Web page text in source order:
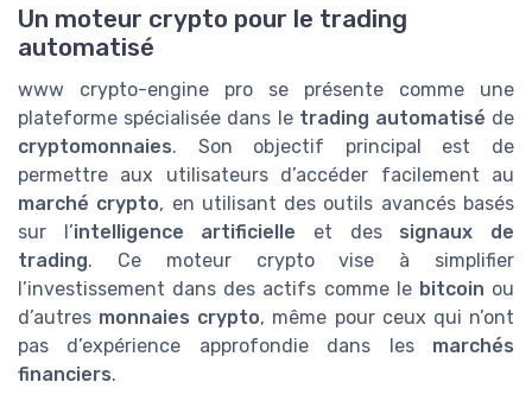
Un moteur crypto pour le trading
automatisé
www crypto-engine pro se présente comme une
plateforme spécialisée dans le trading automatisé de
cryptomonnaies. Son objectif principal est de
permettre aux utilisateurs d’accéder facilement au
marché crypto, en utilisant des outils avancés basés
sur l’intelligence artificielle et des signaux de
trading. Ce moteur crypto vise à simplifier
l’investissement dans des actifs comme le bitcoin ou
d’autres monnaies crypto, même pour ceux qui n’ont
pas d’expérience approfondie dans les marchés
financiers.